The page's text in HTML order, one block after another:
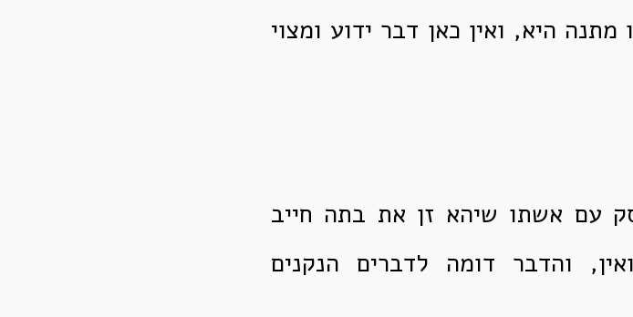
היא, ואין כאן דבר ידוע ומצוי
עם אשתו שיהא זן את בתה חייב
והדבר דומה לדברים הנקנים